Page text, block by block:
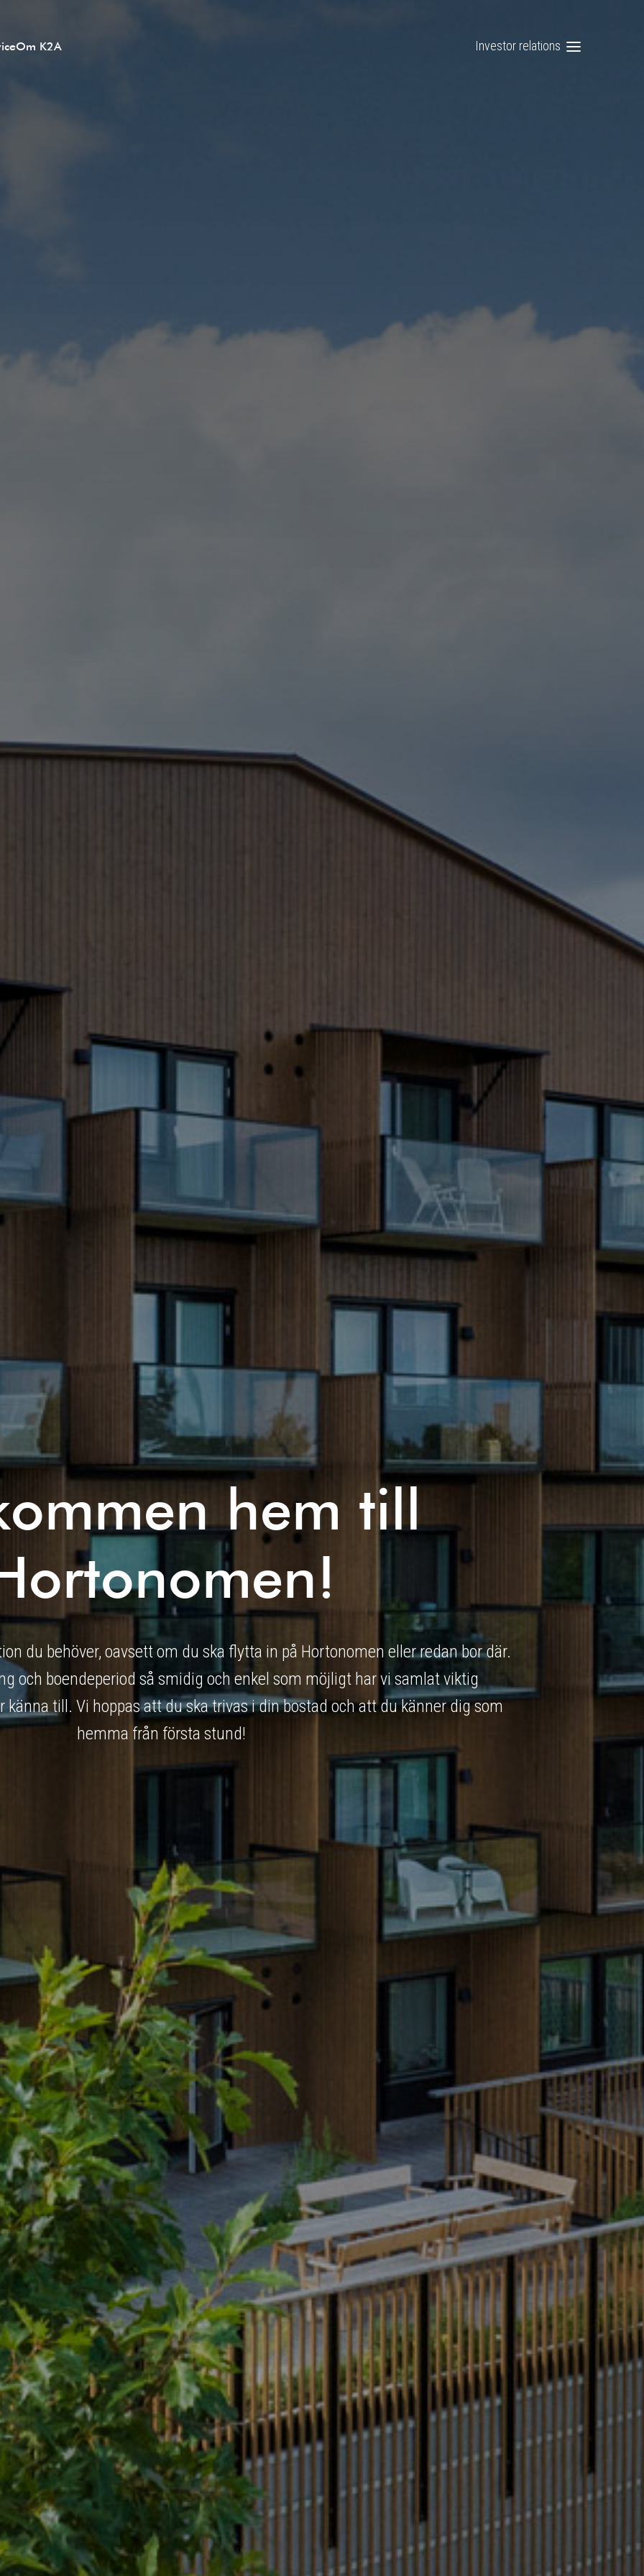
Om K2A Investor relations
hem till
du behöver, oavsett om du ska flytta in på Hortonomen eller redan bor där.
och boendeperiod så smidig och enkel som möjligt har vi samlat viktig
till. Vi hoppas att du ska trivas i din bostad och att du känner dig som
hemma från första stund!